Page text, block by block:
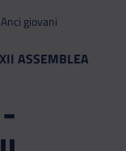
giovani
ASSEMBLEA